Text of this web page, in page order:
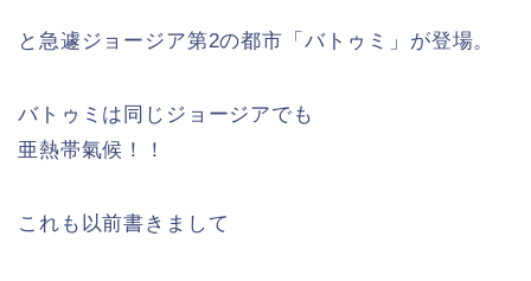
と急遽ジョージア第2の都市「バトゥミ」が登場。
バトゥミは同じジョージアでも
亜熱帯氣候！！
これも以前書きまして